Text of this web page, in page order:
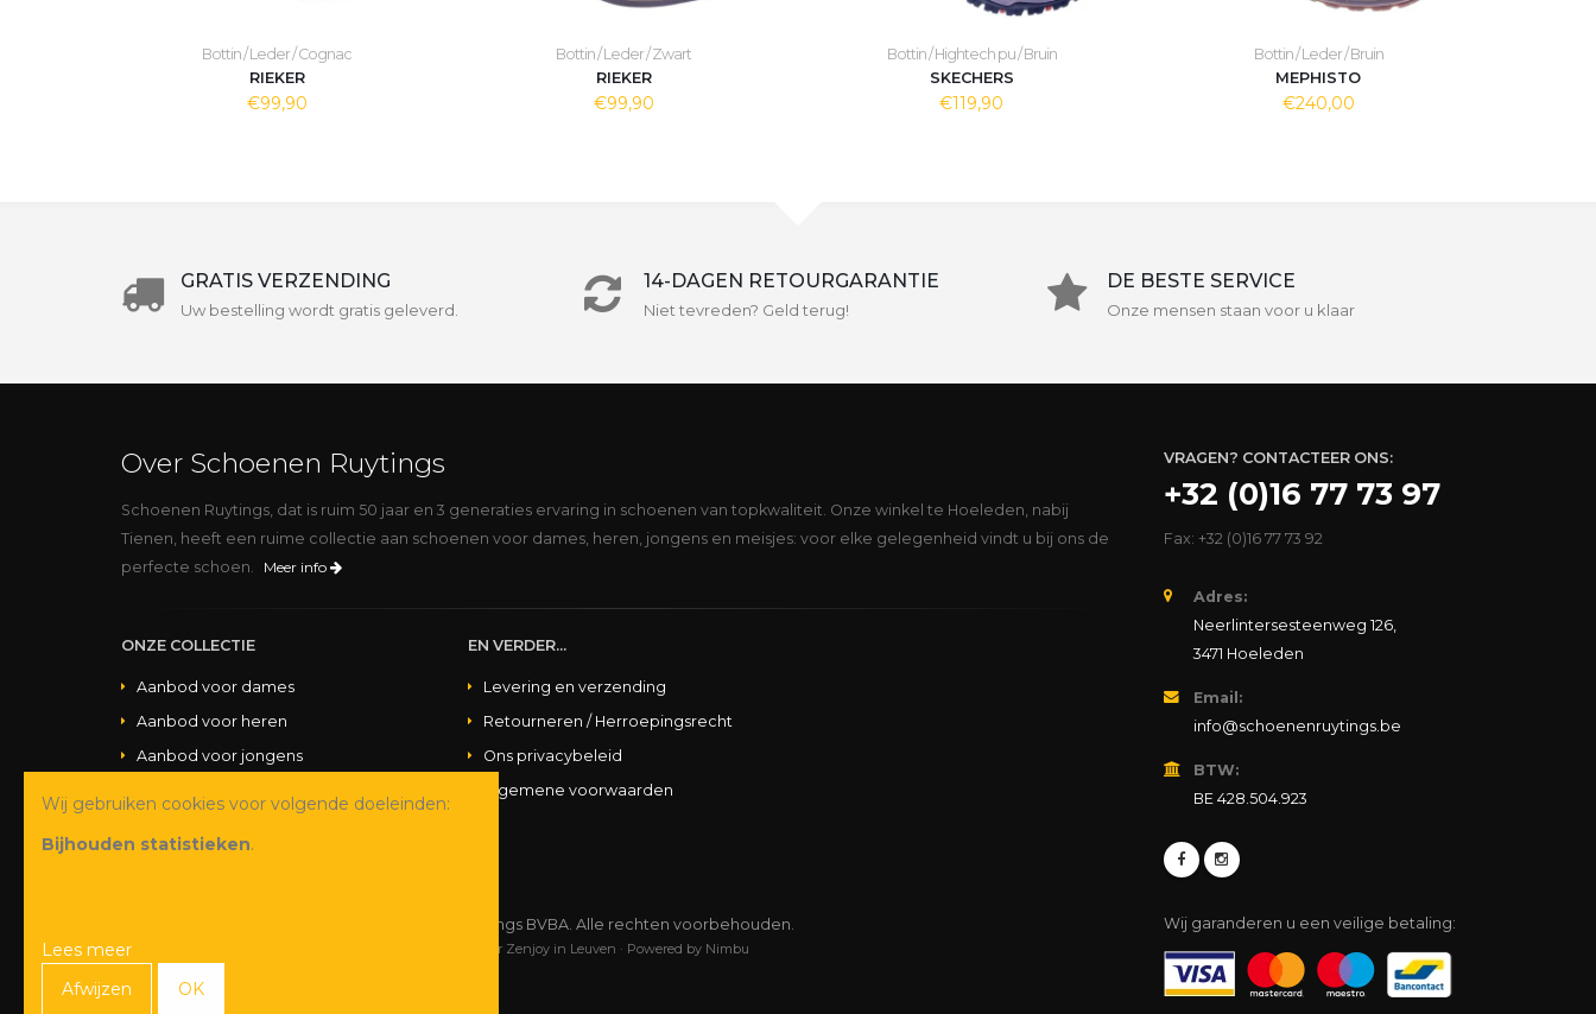
Bottin / Leder / Cognac
RIEKER
€99,90
Bottin / Leder / Zwart
RIEKER
€99,90
Bottin / Hightech pu / Bruin
SKECHERS
€119,90
Bottin / Leder / Bruin
MEPHISTO
€240,00
GRATIS VERZENDING
Uw bestelling wordt gratis geleverd.
14-DAGEN RETOURGARANTIE
Niet tevreden? Geld terug!
DE BESTE SERVICE
Onze mensen staan voor u klaar
Over Schoenen Ruytings
Schoenen Ruytings, dat is ruim 50 jaar en 3 generaties ervaring in schoenen van topkwaliteit. Onze winkel te Hoeleden, nabij
Tienen, heeft een ruime collectie aan schoenen voor dames, heren, jongens en meisjes: voor elke gelegenheid vindt u bij ons de
perfecte schoen.
Meer info
ONZE COLLECTIE
Aanbod voor dames
Aanbod voor heren
Aanbod voor jongens
EN VERDER...
Levering en verzending
Retourneren / Herroepingsrecht
Ons privacybeleid
Algemene voorwaarden
VRAGEN? CONTACTEER ONS:
+32 (0)16 77 73 97
Fax: +32 (0)16 77 73 92
Adres:
Neerlintersesteenweg 126,
3471 Hoeleden
Email:
info@schoenenruytings.be
BTW:
BE 428.504.923
© Copyright 2026 Schoenen Ruytings BVBA. Alle rechten voorbehouden.
door Zenjoy in Leuven · Powered by Nimbu
Wij garanderen u een veilige betaling:
Wij gebruiken cookies voor volgende doeleinden:
Bijhouden statistieken.
Lees meer
Afwijzen
OK